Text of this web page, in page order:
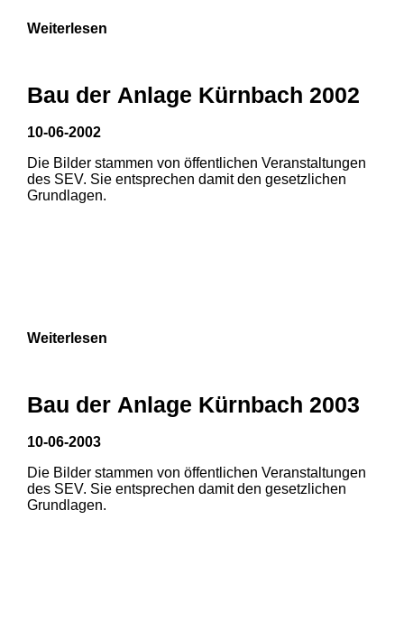
3
Weiterlesen
Bau der Anlage Kürnbach 2002
10-06-2002
Die Bilder stammen von öffentlichen Veranstaltungen
des SEV. Sie entsprechen damit den gesetzlichen
Grundlagen.
Weiterlesen
Bau der Anlage Kürnbach 2003
10-06-2003
Die Bilder stammen von öffentlichen Veranstaltungen
des SEV. Sie entsprechen damit den gesetzlichen
Grundlagen.